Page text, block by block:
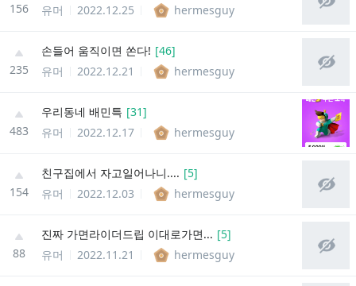
156
유머
2022.12.25 hermesguy
235
손들어 움직이면 쏜다! [46]
유머
2022.12.21 hermesguy
483
우리동네 배민특 [31]
유머
2022.12.17 hermesguy
154
친구집에서 자고일어나니.... [5]
유머
2022.12.03 hermesguy
88
진짜 가면라이더드립 이대로가면... [5]
유머
2022.11.21 hermesguy